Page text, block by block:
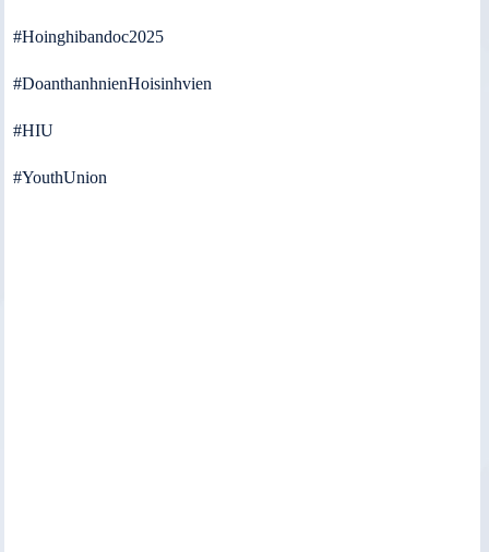
#Hoinghibandoc2025
#DoanthanhnienHoisinhvien
#HIU
#YouthUnion